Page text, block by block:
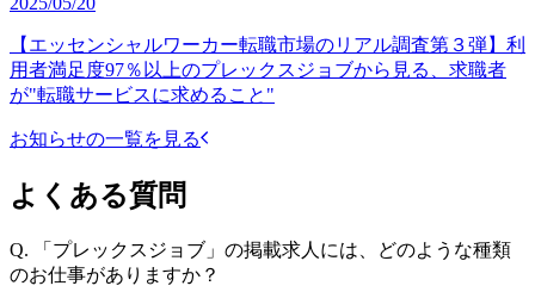
【エッセンシャルワーカー転職市場のリアル調査第３弾】利
用者満足度97％以上のプレックスジョブから見る、求職者
が"転職サービスに求めること"
お知らせの一覧を見る
よくある質問
Q.
「プレックスジョブ」の掲載求人には、どのような種類
のお仕事がありますか？